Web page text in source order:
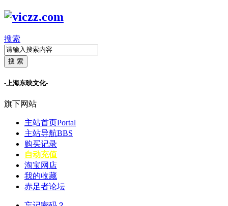
搜索
搜 索
-上海东映文化-
旗下网站
主站首页Portal
主站导航BBS
购买记录
自动充值
淘宝网店
我的收藏
赤足者论坛